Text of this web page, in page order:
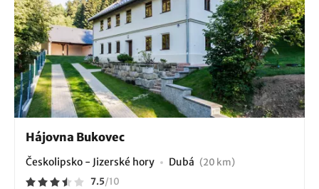
Hájovna Bukovec
Českolipsko - Jizerské hory Dubá (20 km)
7.5/10